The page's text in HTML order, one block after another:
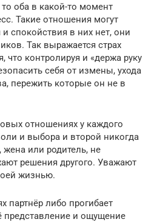
то оба в какой-то момент
Такие отношения могут
и спокойствия в них нет, они
Так выражается страх
что контролируя и «держа руку
себя от измены, ухода
пережить которые он не в
отношениях у каждого
и выбора и второй никогда
жена или родитель, не
решения другого. Уважают
жизнью.
партнёр либо прогибает
представление и ощущение